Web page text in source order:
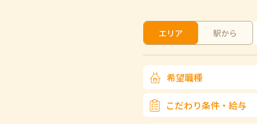
エリア 駅から
希望職種
こだわり条件・給与